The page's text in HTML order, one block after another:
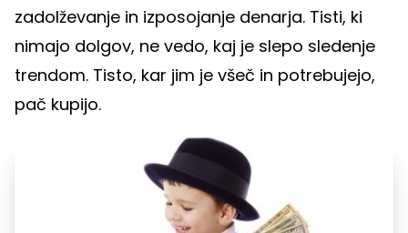
zadolževanje in izposojanje denarja. Tisti, ki
nimajo dolgov, ne vedo, kaj je slepo sledenje
trendom. Tisto, kar jim je všeč in potrebujejo,
pač kupijo.